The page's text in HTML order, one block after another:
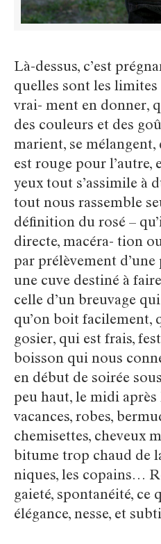
Là-dessus, c’est
quelles sont les
vrai- ment en donner,
des couleurs et des
marient, se mélangent,
est rouge pour l’autre,
yeux tout s’assimile à
tout nous rassemble
définition du rosé –
directe, macéra- tion
par prélèvement d’une
une cuve destiné à
celle d’un breuvage
qu’on boit facilement,
gosier, qui est frais,
boisson qui nous
en début de soirée
peu haut, le midi après
vacances, robes,
chemisettes, cheveux
bitume trop chaud de
niques, les copains…
gaieté, spontanéité, ce
élégance, nesse, et